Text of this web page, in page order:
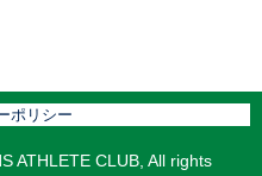
ポリシー
ATHLETE CLUB, All rights